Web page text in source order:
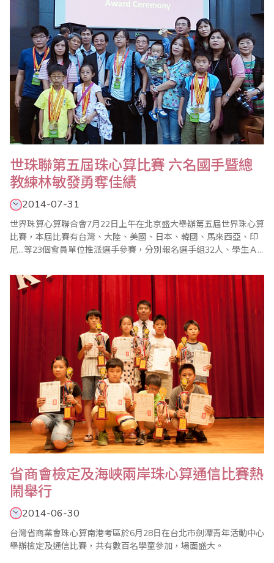
世珠聯第五屆珠心算比賽 六名國手暨總
教練林敏發勇奪佳績
2014-07-31
世界珠算心算聯合會7月22日上午在北京盛大舉辦第五屆世界珠心算
比賽，本屆比賽有台灣、大陸、美國、日本、韓國、馬來西亞、印
尼…等23個會員單位推派選手參賽，分別報名選手組32人、學生Ａ
Ａ組3人組成代表隊，由葉宗義副理事長擔任領隊，林敏發老師擔任
總教練，施美鈴老師亦推派選手參加，與其他代表隊同場競技，爭
取這世界比賽的榮耀。午9時世界珠算心..
省商會檢定及海峽兩岸珠心算通信比賽熱
鬧舉行
2014-06-30
台灣省商業會珠心算南港考區於6月28日在台北市劍潭青年活動中心
舉辦檢定及通信比賽，共有數百名學童參加，場面盛大。